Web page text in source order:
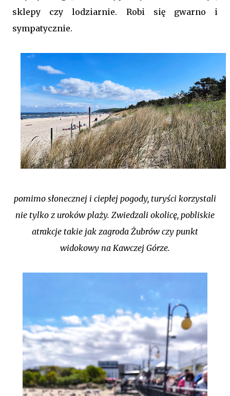
sklepy czy lodziarnie. Robi się gwarno i
sympatycznie.
pomimo słonecznej i ciepłej pogody, turyści korzystali
nie tylko z uroków plaży. Zwiedzali okolicę, pobliskie
atrakcje takie jak zagroda Żubrów czy punkt
widokowy na Kawczej Górze.